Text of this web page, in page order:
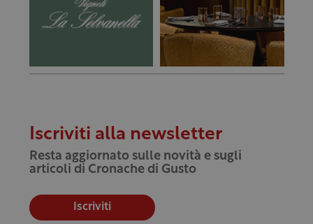
Iscriviti alla newsletter
Resta aggiornato sulle novità e sugli
articoli di Cronache di Gusto
Iscriviti